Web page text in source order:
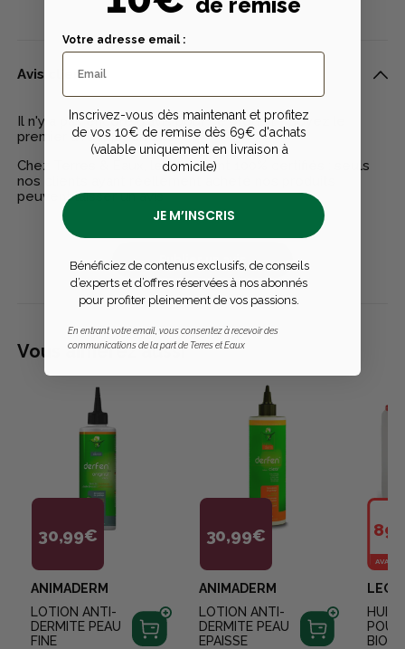
Avis clients
Il n'y a pas encore d'avis pour ce produit - Soyez le
premier à rédiger un avis
Chez Terres & Eaux, les avis sont 100% certifiés : seuls
nos clients ayant réellement acheté nos produits
peuvent laisser un avis
Publier un avis
Vous aimerez aussi
30,99€
ANIMADERM
LOTION ANTI-
DERMITE PEAU
FINE
30,99€
ANIMADERM
LOTION ANTI-
DERMITE PEAU
EPAISSE
BIO
Votre adresse email :
Inscrivez-vous dès maintenant et profitez
de vos 10€ de remise dès 69€ d'achats
(valable uniquement en livraison à
domicile)
JE M’INSCRIS
Bénéficiez de contenus exclusifs, de conseils
d’experts et d’offres réservées à nos abonnés
pour profiter pleinement de vos passions.
En entrant votre email, vous consentez à recevoir des
communications de la part de Terres et Eaux